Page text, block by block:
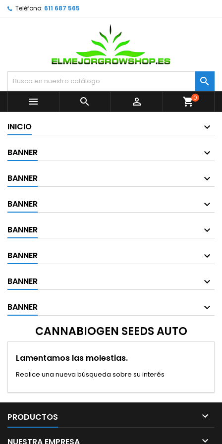
Teléfono: 611 687 565


  shopping_cart0
INICIO
BANNER
BANNER
BANNER
BANNER
BANNER
BANNER
BANNER
CANNABIOGEN SEEDS AUTO
Lamentamos las molestias.
Realice una nueva búsqueda sobre su interés
PRODUCTOS 
